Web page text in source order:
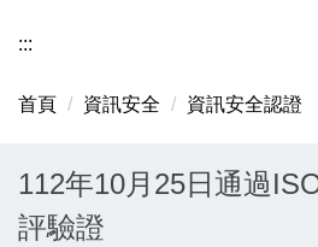
:::
首頁 資訊安全 資訊安全認證
112年10月25日通過
評驗證